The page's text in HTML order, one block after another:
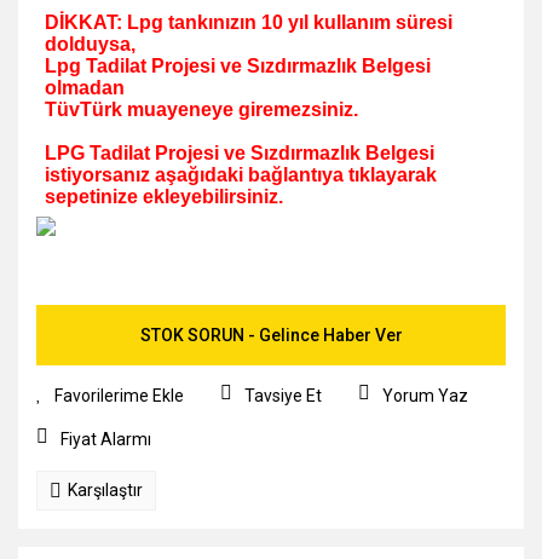
DİKKAT: Lpg tankınızın 10 yıl kullanım süresi
dolduysa,
Lpg Tadilat Projesi ve Sızdırmazlık Belgesi
olmadan
TüvTürk muayeneye giremezsiniz.
LPG Tadilat Projesi ve Sızdırmazlık Belgesi
istiyorsanız aşağıdaki bağlantıya tıklayarak
sepetinize ekleyebilirsiniz.
STOK SORUN - Gelince Haber Ver
Tavsiye Et Yorum Yaz
Fiyat Alarmı
Karşılaştır